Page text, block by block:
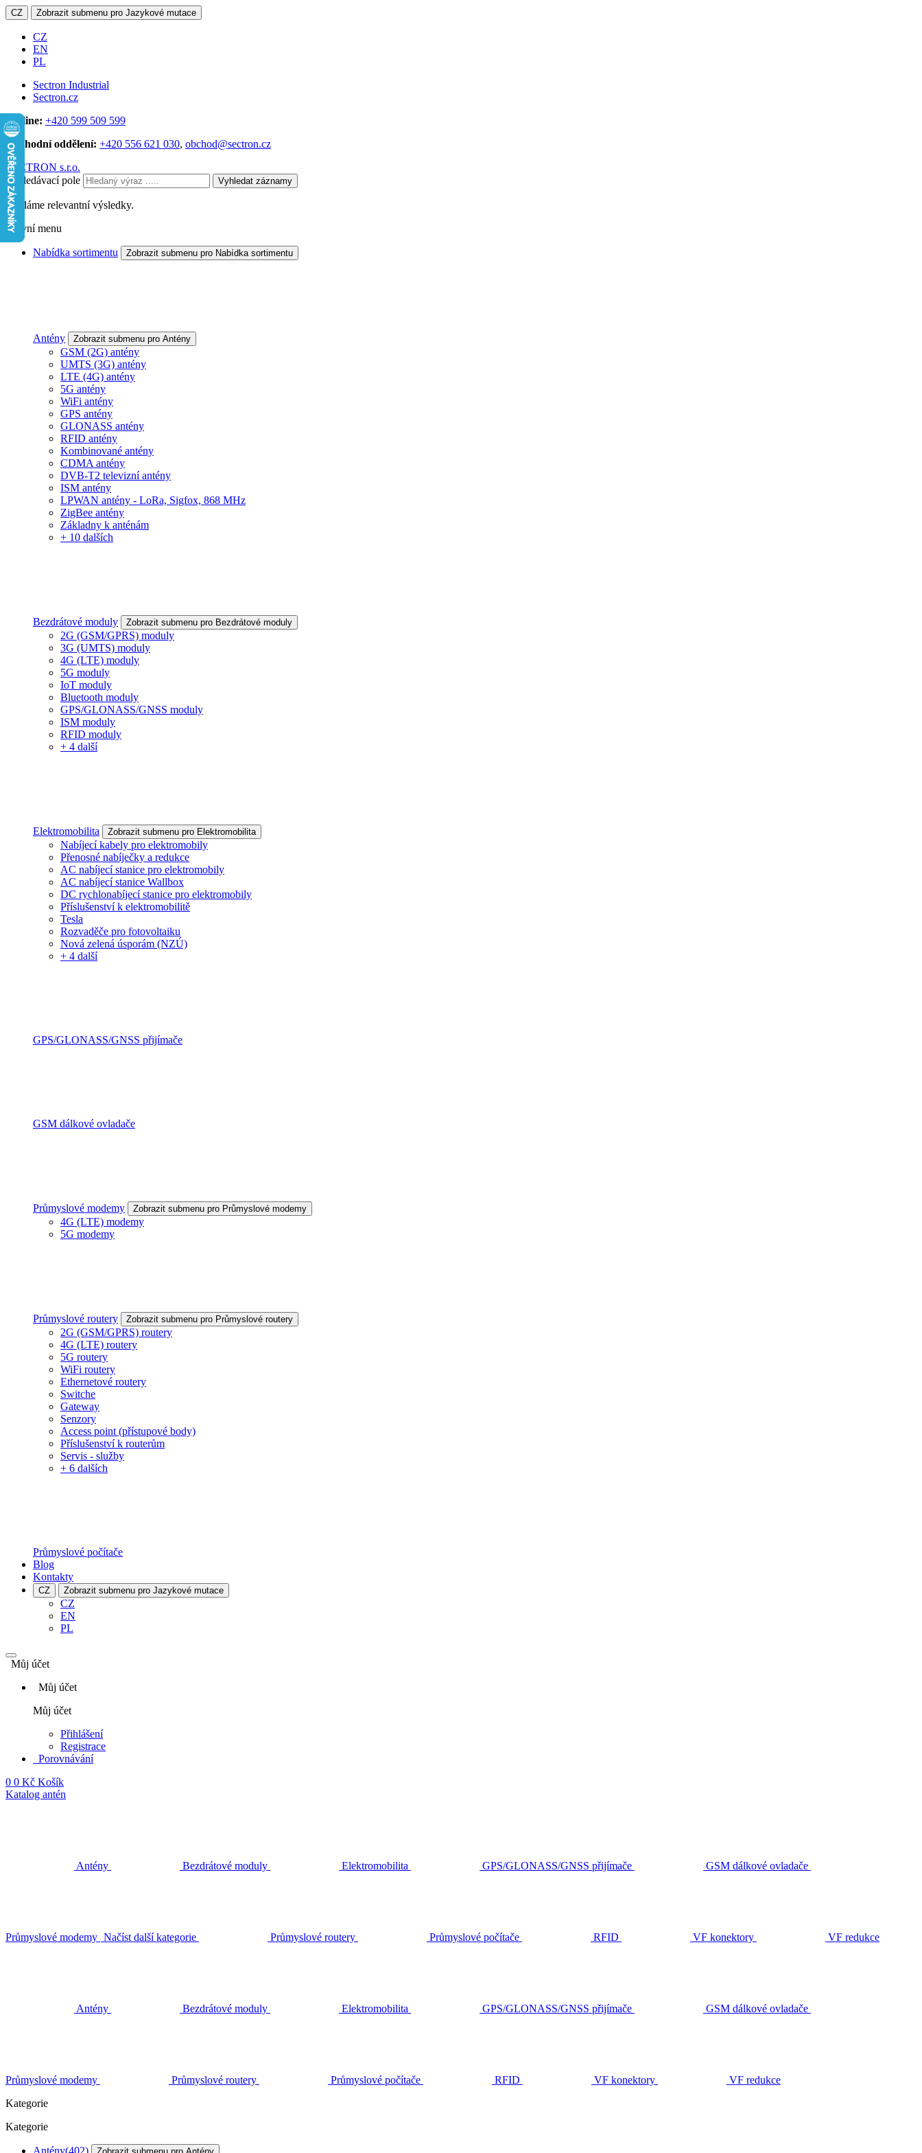
CZ Zobrazit submenu pro Jazykové mutace
CZ
EN
PL
Sectron Industrial
Sectron.cz
Hotline: +420 599 509 599
Obchodní oddělení: +420 556 621 030, obchod@sectron.cz
SECTRON s.r.o.
Vyhledávací pole
Vyhledat záznamy
Hledáme relevantní výsledky.
Hlavní menu
Nabídka sortimentu Zobrazit submenu pro Nabídka sortimentu
Antény Zobrazit submenu pro Antény
GSM (2G) antény
UMTS (3G) antény
LTE (4G) antény
5G antény
WiFi antény
GPS antény
GLONASS antény
RFID antény
Kombinované antény
CDMA antény
DVB-T2 televizní antény
ISM antény
LPWAN antény - LoRa, Sigfox, 868 MHz
ZigBee antény
Základny k anténám
+ 10 dalších
Bezdrátové moduly Zobrazit submenu pro Bezdrátové moduly
2G (GSM/GPRS) moduly
3G (UMTS) moduly
4G (LTE) moduly
5G moduly
IoT moduly
Bluetooth moduly
GPS/GLONASS/GNSS moduly
ISM moduly
RFID moduly
+ 4 další
Elektromobilita Zobrazit submenu pro Elektromobilita
Nabíjecí kabely pro elektromobily
Přenosné nabíječky a redukce
AC nabíjecí stanice pro elektromobily
AC nabíjecí stanice Wallbox
DC rychlonabíjecí stanice pro elektromobily
Příslušenství k elektromobilitě
Tesla
Rozvaděče pro fotovoltaiku
Nová zelená úsporám (NZÚ)
+ 4 další
GPS/GLONASS/GNSS přijímače
GSM dálkové ovladače
Průmyslové modemy Zobrazit submenu pro Průmyslové modemy
4G (LTE) modemy
5G modemy
Průmyslové routery Zobrazit submenu pro Průmyslové routery
2G (GSM/GPRS) routery
4G (LTE) routery
5G routery
WiFi routery
Ethernetové routery
Switche
Gateway
Senzory
Access point (přístupové body)
Příslušenství k routerům
Servis - služby
+ 6 dalších
Průmyslové počítače
Blog
Kontakty
CZ Zobrazit submenu pro Jazykové mutace
CZ
EN
PL
Můj účet
Můj účet
Můj účet
Přihlášení
Registrace
Porovnávání
0 0 Kč Košík
Katalog antén
Antény Bezdrátové moduly Elektromobilita GPS/GLONASS/GNSS přijímače GSM dálkové ovladače
Průmyslové modemy Načíst další kategorie Průmyslové routery Průmyslové počítače RFID VF konektory VF redukce
Antény Bezdrátové moduly Elektromobilita GPS/GLONASS/GNSS přijímače GSM dálkové ovladače
Průmyslové modemy Průmyslové routery Průmyslové počítače RFID VF konektory
VF redukce
Kategorie
Kategorie
Antény(402)